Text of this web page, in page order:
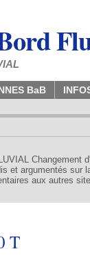
BaB
Changement
et argumentés sur
aux autres
T